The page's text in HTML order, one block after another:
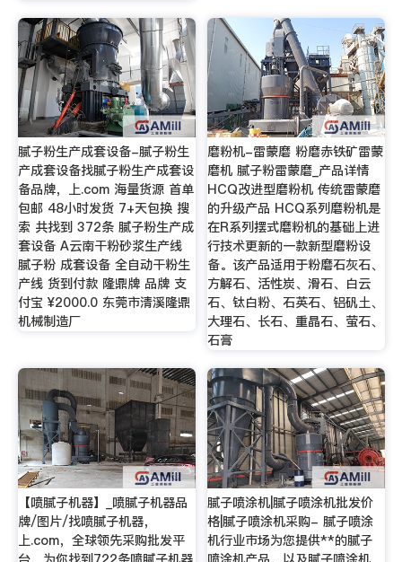
腻子粉生产成套设备-腻子粉生
产成套设备找腻子粉生产成套设
备品牌，上.com 海量货源 首单
包邮 48小时发货 7+天包换 搜
索 共找到 372条 腻子粉生产成
套设备 A云南干粉砂浆生产线
腻子粉 成套设备 全自动干粉生
产线 货到付款 隆鼎牌 品牌 支
付宝 ¥2000.0 东莞市清溪隆鼎
机械制造厂
磨粉机-雷蒙磨 粉磨赤铁矿雷蒙
磨机 腻子粉雷蒙磨_产品详情
HCQ改进型磨粉机 传统雷蒙磨
的升级产品 HCQ系列磨粉机是
在R系列摆式磨粉机的基础上进
行技术更新的一款新型磨粉设
备。该产品适用于粉磨石灰石、
方解石、活性炭、滑石、白云
石、钛白粉、石英石、铝矾土、
大理石、长石、重晶石、萤石、
石膏
【喷腻子机器】_喷腻子机器品
牌/图片/找喷腻子机器，
上.com，全球领先采购批发平
腻子喷涂机|腻子喷涂机批发价
格|腻子喷涂机采购- 腻子喷涂
机行业市场为您提供**的腻子